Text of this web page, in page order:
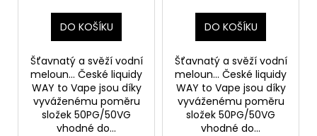
DO KOŠÍKU
Šťavnatý a svěží vodní
meloun... České liquidy
WAY to Vape jsou díky
vyváženému poměru
složek 50PG/50VG
vhodné do...
DO KOŠÍKU
Šťavnatý a svěží vodní
meloun... České liquidy
WAY to Vape jsou díky
vyváženému poměru
složek 50PG/50VG
vhodné do...